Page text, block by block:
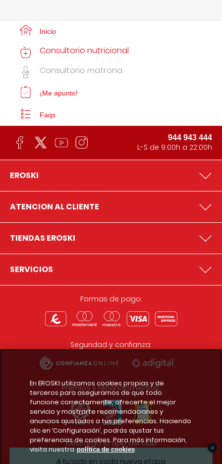
A tu lado en cada nueva etapa
Inicio
Consultorio nutricional
Consultorio matrona
¡Me apunto!
Faqs
944 943 444
L-S de 9:00h a 22:00h
EROSKI
ATENCION AL CLIENTE
TIENDAS EROSKI
SERVICIOS
Formas de pago:
Seguridad y confianza:
Premios y reconocimientos:
Descarga la app del club
En EROSKI utilizamos cookies propias y de
terceros para asegurarnos de que todo
funcione correctamente, ofrecerte el mejor
servicio y mostrarte recomendaciones y
anuncios ajustados a tus preferencias. Haciendo
clic en ‘Configuración’, podrás ajustar tus
preferencias de cookies. Para más información,
visita nuestra política de cookies